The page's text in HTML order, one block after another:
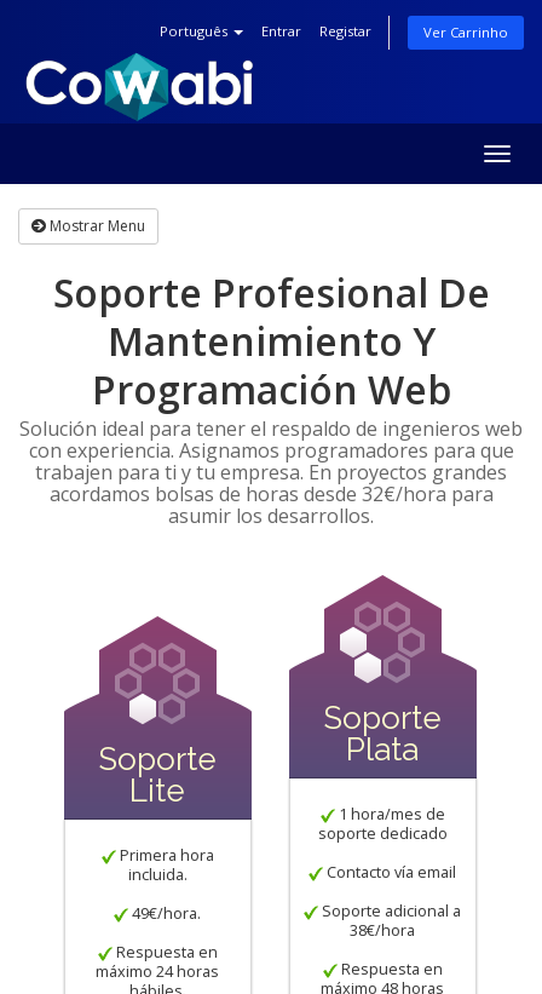
Português Entrar Registar Ver Carrinho
Mostrar Menu
Soporte Profesional De
Mantenimiento Y
Programación Web
Solución ideal para tener el respaldo de ingenieros web
con experiencia. Asignamos programadores para que
trabajen para ti y tu empresa. En proyectos grandes
acordamos bolsas de horas desde 32€/hora para
asumir los desarrollos.
Soporte
Lite
Primera hora
incluida.
49€/hora.
Respuesta en
máximo 24 horas
Soporte
Plata
1 hora/mes de
soporte dedicado
Contacto vía email
Soporte adicional a
38€/hora
Respuesta en
máximo 48 horas